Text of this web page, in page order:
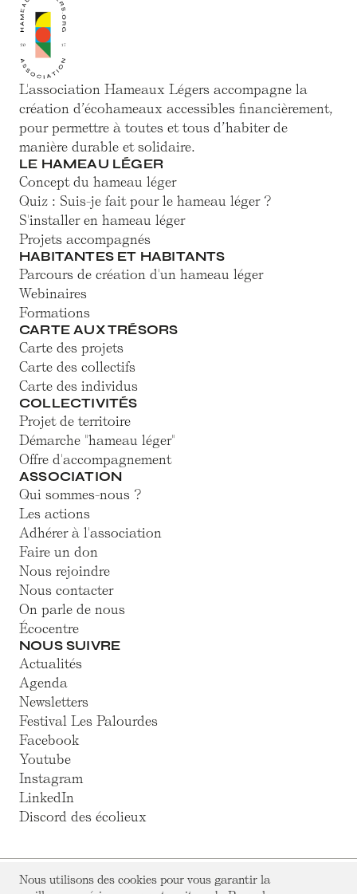
L'association Hameaux Légers accompagne la
création d’écohameaux accessibles financièrement,
pour permettre à toutes et tous d’habiter de
manière durable et solidaire.
LE HAMEAU LÉGER
Concept du hameau léger
Quiz : Suis-je fait pour le hameau léger ?
S'installer en hameau léger
Projets accompagnés
HABITANTES ET HABITANTS
Parcours de création d'un hameau léger
Webinaires
Formations
CARTE AUX TRÉSORS
Carte des projets
Carte des collectifs
Carte des individus
COLLECTIVITÉS
Projet de territoire
Démarche "hameau léger"
Offre d'accompagnement
ASSOCIATION
Qui sommes-nous ?
Les actions
Adhérer à l'association
Faire un don
Nous rejoindre
Nous contacter
On parle de nous
Écocentre
NOUS SUIVRE
Actualités
Agenda
Newsletters
Festival Les Palourdes
Facebook
Youtube
Instagram
LinkedIn
Discord des écolieux
© Hameaux Légers 2025
Nous utilisons des cookies pour vous garantir la